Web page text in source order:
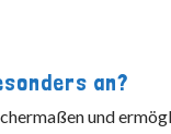
an?
und